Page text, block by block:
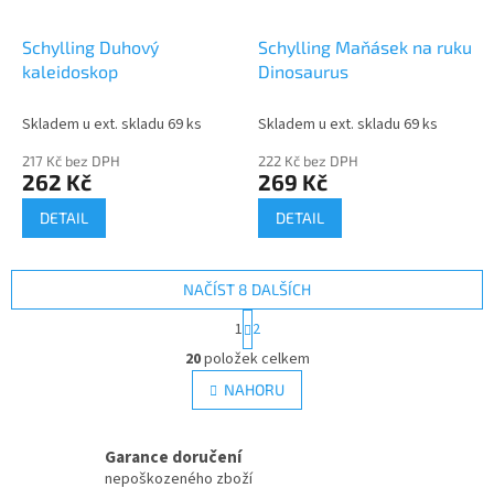
Schylling Duhový
kaleidoskop
Skladem u ext. skladu 69 ks
217 Kč bez DPH
262 Kč
DETAIL
Schylling Maňásek na ruku
Dinosaurus
Skladem u ext. skladu 69 ks
222 Kč bez DPH
269 Kč
DETAIL
O
v
l
á
c
NAČÍST 8 DALŠÍCH
t
r
á
n
k
á
n
1 2
20položek celkem
NAHORU
Garance doručení
nepoškozeného zboží